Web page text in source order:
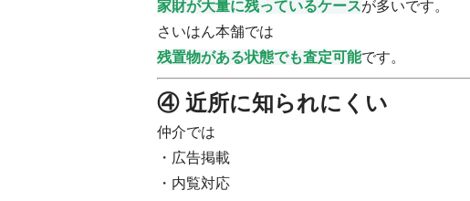
家財が大量に残っているケースが多いです。
さいはん本舗では
残置物がある状態でも査定可能です。
④ 近所に知られにくい
仲介では
・広告掲載
・内覧対応